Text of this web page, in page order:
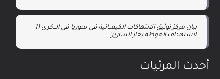
بيان مركز توثيق الانتهاكات الكيميائية في سوريا في الذكرى 11
لاستهداف الغوطة بغاز السارين
أحدث المرئيات